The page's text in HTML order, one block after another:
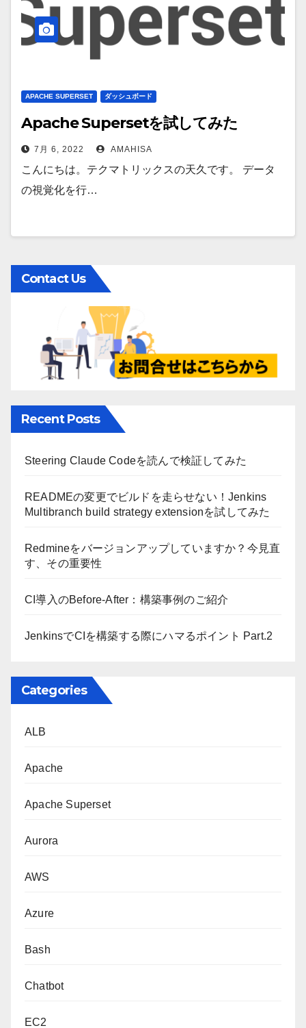
APACHE SUPERSET ダッシュボード
Apache Supersetを試してみた
7月 6, 2022 AMAHISA
こんにちは。テクマトリックスの天久です。 データ
の視覚化を行…
Contact Us
Recent Posts
Steering Claude Codeを読んで検証してみた
READMEの変更でビルドを走らせない！Jenkins
Multibranch build strategy extensionを試してみた
Redmineをバージョンアップしていますか？今見直
す、その重要性
CI導入のBefore-After：構築事例のご紹介
JenkinsでCIを構築する際にハマるポイント Part.2
Categories
ALB
Apache
Apache Superset
Aurora
AWS
Azure
Bash
Chatbot
EC2